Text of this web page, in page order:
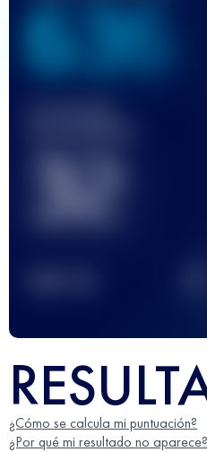
636
32
¿Cómo se calcula mi puntuación?
¿Por qué mi resultado no aparece?